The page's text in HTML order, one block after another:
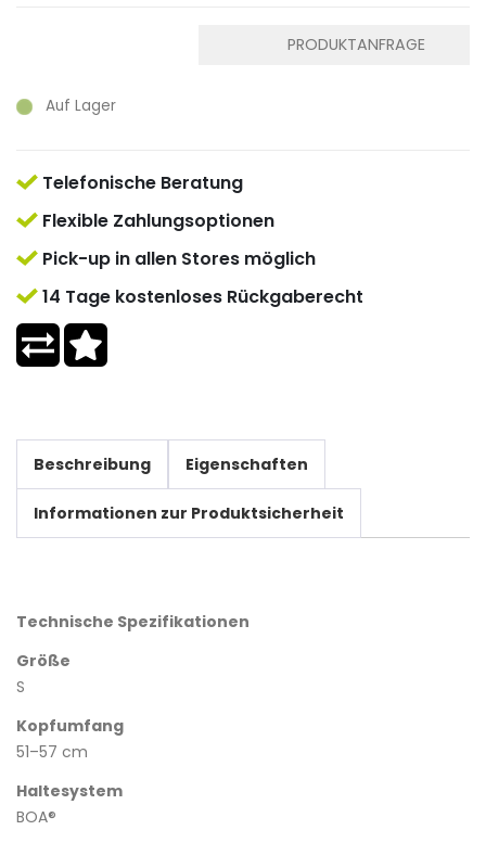
Auf Lager
PRODUKTANFRAGE
Telefonische Beratung
Flexible Zahlungsoptionen
Pick-up in allen Stores möglich
14 Tage kostenloses Rückgaberecht
Beschreibung Eigenschaften
Informationen zur Produktsicherheit
Technische Spezifikationen
Größe
S
Kopfumfang
51–57 cm
Haltesystem
BOA®